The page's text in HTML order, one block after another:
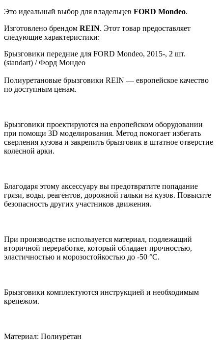
Это идеальный выбор для владельцев FORD Mondeo.
Изготовлено брендом REIN. Этот товар предоставляет
следующие характеристики:
Брызговики передние для FORD Mondeo, 2015-, 2 шт.
(standart) / Форд Мондео
Полиуретановые брызговики REIN — европейское качество
по доступным ценам.
Брызговики проектируются на европейском оборудовании
при помощи 3D моделирования. Метод помогает избегать
сверления кузова и закрепить брызговик в штатное отверстие
колесной арки.
Благодаря этому аксессуару вы предотвратите попадание
грязи, воды, реагентов, дорожной гальки на кузов. Повысите
безопасность других участников движения.
При производстве используется материал, подлежащий
вторичной переработке, который обладает прочностью,
эластичностью и морозостойкостью до -50 °С.
Брызговики комплектуются инструкцией и необходимым
крепежом.
Материал: Полиуретан